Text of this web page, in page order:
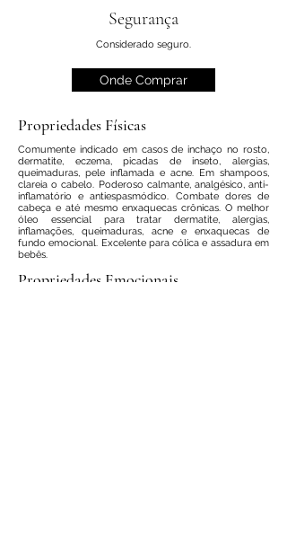
Segurança
Considerado seguro.
Onde Comprar
Propriedades Físicas
Comumente indicado em casos de inchaço no rosto,
dermatite, eczema, picadas de inseto, alergias,
queimaduras, pele inflamada e acne. Em shampoos,
clareia o cabelo. Poderoso calmante, analgésico, anti-
inflamatório e antiespasmódico. Combate dores de
cabeça e até mesmo enxaquecas crônicas. O melhor
óleo essencial para tratar dermatite, alergias,
inflamações, queimaduras, acne e enxaquecas de
fundo emocional. Excelente para cólica e assadura em
bebês.
Propriedades Emocionais